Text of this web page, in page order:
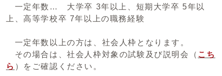
一定年数… 大学卒 3年以上、短期大学卒 5年以
上、高等学校卒 7年以上の職務経験
一定年数以上の方は、社会人枠となります。
その場合は、社会人枠対象の試験及び説明会（ こち
ら ）をご確認ください。